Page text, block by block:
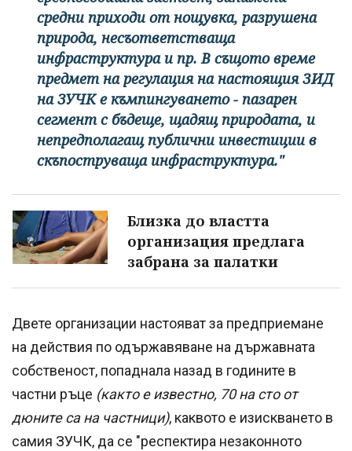
средни приходи от нощувка, разрушена
природа, несъответстваща
инфраструктура и пр. В същото време
предмет на регулация на настоящия ЗИД
на ЗУЧК е къмпингуването - пазарен
сегмент с бъдеще, щадящ природата, и
непредполагащ публични инвестиции в
скъпоструваща инфраструктура."
Близка до властта
организация предлага
забрана за палатки
Двете организации настояват за предприемане
на действия по одържавяване на държавната
собственост, попаднала назад в годините в
частни ръце (както е известно, 70 на сто от
дюните са на частници), каквото е изискването в
самия ЗУЧК, да се "респектира незаконното